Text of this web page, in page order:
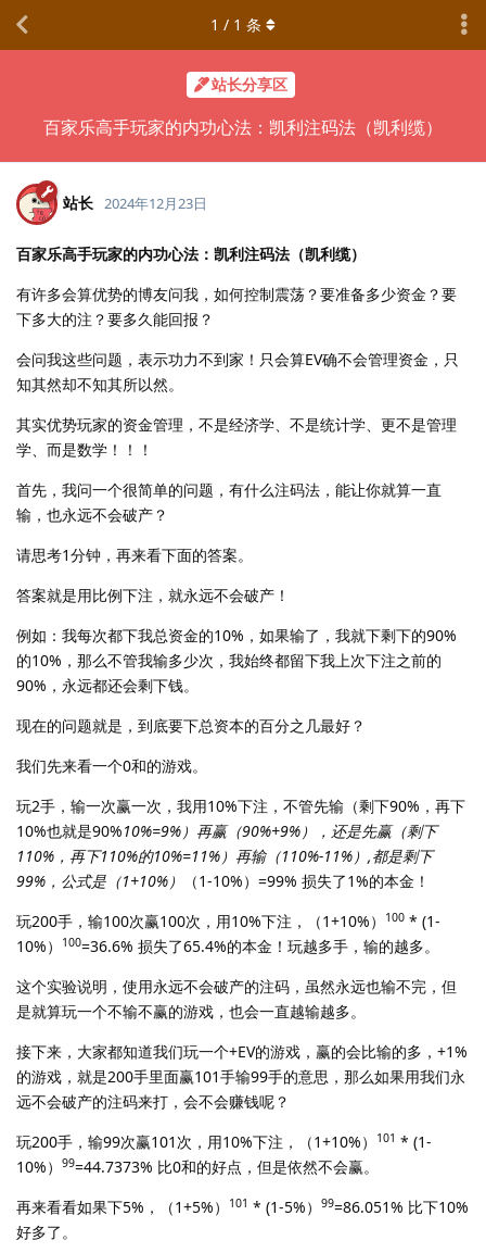
站长分享区
百家乐高手玩家的内功心法：凯利注码法（凯利缆）
1 / 1 条
站长 2024年12月23日
百家乐高手玩家的内功心法：凯利注码法（凯利缆）
有许多会算优势的博友问我，如何控制震荡？要准备多少资金？要
下多大的注？要多久能回报？
会问我这些问题，表示功力不到家！只会算EV确不会管理资金，只
知其然却不知其所以然。
其实优势玩家的资金管理，不是经济学、不是统计学、更不是管理
学、而是数学！！！
首先，我问一个很简单的问题，有什么注码法，能让你就算一直
输，也永远不会破产？
请思考1分钟，再来看下面的答案。
答案就是用比例下注，就永远不会破产！
例如：我每次都下我总资金的10%，如果输了，我就下剩下的90%
的10%，那么不管我输多少次，我始终都留下我上次下注之前的
90%，永远都还会剩下钱。
现在的问题就是，到底要下总资本的百分之几最好？
我们先来看一个0和的游戏。
玩2手，输一次赢一次，我用10%下注，不管先输（剩下90%，再下
10%也就是90%10%=9%）再赢（90%+9%），还是先赢（剩下
110%，再下110%的10%=11%）再输（110%-11%）,都是剩下
99%，公式是（1+10%）
（1-10%）=99% 损失了1%的本金！
玩200手，输100次赢100次，用10%下注，（1+10%）
100 * (1-
10%）
100=36.6% 损失了65.4%的本金！玩越多手，输的越多。
这个实验说明，使用永远不会破产的注码，虽然永远也输不完，但
是就算玩一个不输不赢的游戏，也会一直越输越多。
接下来，大家都知道我们玩一个+EV的游戏，赢的会比输的多，+1%
的游戏，就是200手里面赢101手输99手的意思，那么如果用我们永
远不会破产的注码来打，会不会赚钱呢？
玩200手，输99次赢101次，用10%下注，（1+10%）
101 * (1-
10%）
99=44.7373% 比0和的好点，但是依然不会赢。
再来看看如果下5%，（1+5%）
101 * (1-5%） 99=86.051% 比下10%
好多了。